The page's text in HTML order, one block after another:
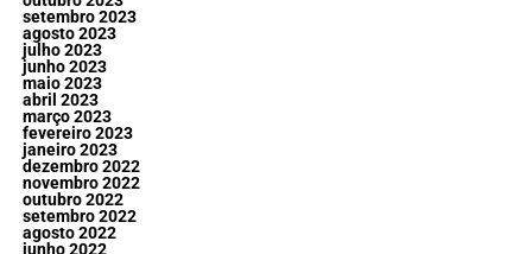
setembro 2023
agosto 2023
julho 2023
junho 2023
maio 2023
abril 2023
março 2023
fevereiro 2023
janeiro 2023
dezembro 2022
novembro 2022
outubro 2022
setembro 2022
agosto 2022
junho 2022